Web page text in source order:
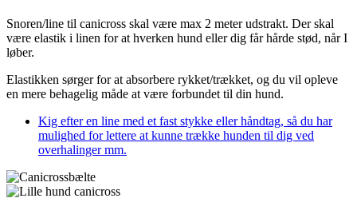
Snoren/line til canicross skal være max 2 meter udstrakt. Der skal
være elastik i linen for at hverken hund eller dig får hårde stød, når I
løber.
Elastikken sørger for at absorbere rykket/trækket, og du vil opleve
en mere behagelig måde at være forbundet til din hund.
Kig efter en line med et fast stykke eller håndtag, så du har
mulighed for lettere at kunne trække hunden til dig ved
overhalinger mm.